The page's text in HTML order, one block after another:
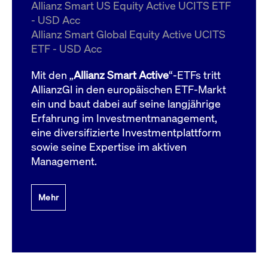
Allianz Smart US Equity Active UCITS ETF
- USD Acc
Allianz Smart Global Equity Active UCITS
ETF - USD Acc
Mit den „Allianz Smart Active“-ETFs tritt
AllianzGI in den europäischen ETF-Markt
ein und baut dabei auf seine langjährige
Erfahrung im Investmentmanagement,
eine diversifizierte Investmentplattform
sowie seine Expertise im aktiven
Management.
Mehr
ApplicationGatewayAffinityCORS
boerse.com
Domain
bis